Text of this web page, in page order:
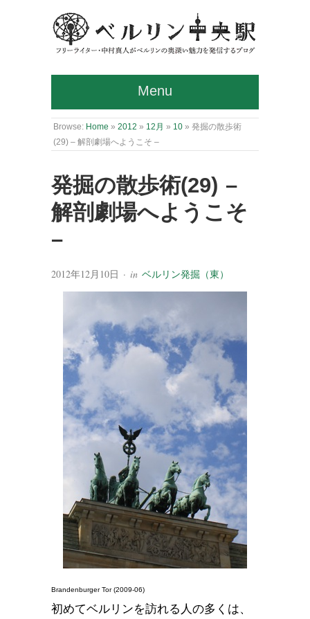
Menu
Browse: Home » 2012 » 12月 » 10 » 発掘の散歩術
(29) – 解剖劇場へようこそ –
発掘の散歩術(29) –
解剖劇場へようこそ
–
2012年12月10日 · in ベルリン発掘（東）
Brandenburger Tor (2009-06)
初めてベルリンを訪れる人の多くは、